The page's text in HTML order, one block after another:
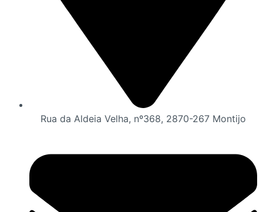
Rua da Aldeia Velha, nº368, 2870-267 Montijo